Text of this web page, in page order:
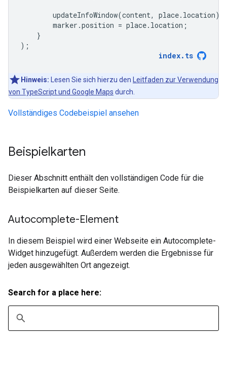
updateInfoWindow(content, place. location);
marker .position = place. location ;
}
);
index. ts
Hinweis: Lesen Sie sich hierzu den
Leitfaden zur Verwendung
von TypeScript und Google Maps durch.
Vollständiges Codebeispiel ansehen
Beispielkarten
Dieser Abschnitt enthält den vollständigen Code für die
Beispielkarten auf dieser Seite.
Autocomplete-Element
In diesem Beispiel wird einer Webseite ein Autocomplete-
Widget hinzugefügt. Außerdem werden die Ergebnisse für
jeden ausgewählten Ort angezeigt.